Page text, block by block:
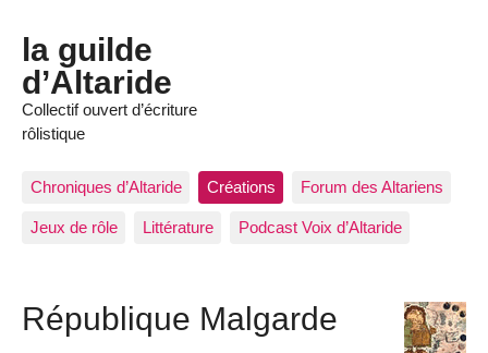
la guilde
d’Altaride
Collectif ouvert d’écriture
rôlistique
Chroniques d’Altaride Créations Forum des Altariens
Jeux de rôle Littérature Podcast Voix d’Altaride
République Malgarde